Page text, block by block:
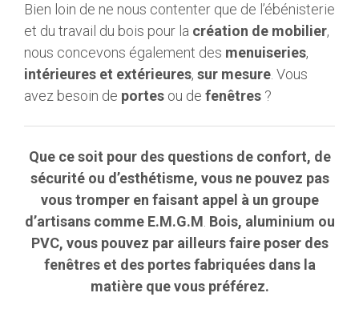
Bien loin de ne nous contenter que de l’ébénisterie
et du travail du bois pour la création de mobilier,
nous concevons également des menuiseries,
intérieures et extérieures, sur mesure . Vous
avez besoin de portes ou de fenêtres ?
Que ce soit pour des questions de confort, de
sécurité ou d’esthétisme, vous ne pouvez pas
vous tromper en faisant appel à un groupe
d’artisans comme E.M.G.M Bois, aluminium ou
PVC, vous pouvez par ailleurs faire poser des
fenêtres et des portes fabriquées dans la
matière que vous préférez.